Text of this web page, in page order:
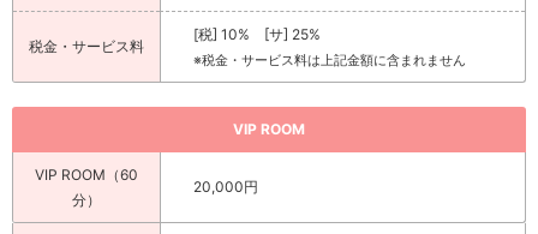
税金・サービス料
[税] 10% [サ] 25%
※税金・サービス料は上記金額に含まれません
VIP ROOM
VIP ROOM（60
分）
20,000円